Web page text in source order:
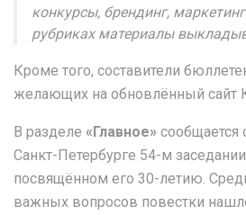
конкурсы, брендинг,
рубриках материалы
Кроме того, составители
желающих на обновлённый
В разделе «Главное»
Санкт-Петербурге 54-м
посвящённом его 30-летию.
важных вопросов повестки